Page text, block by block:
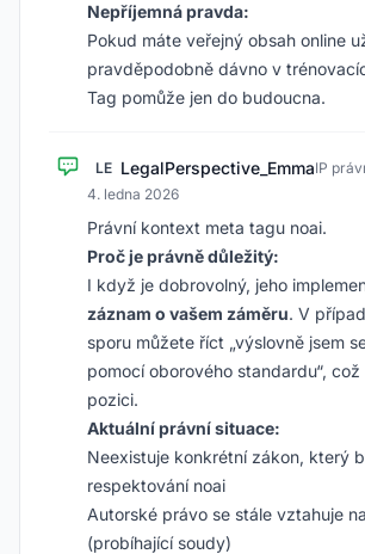
Nepříjemná pravda:
Pokud máte veřejný obsah online
pravděpodobně dávno v
Tag pomůže jen do budoucna.
LE LegalPerspective_EmmaIP
4. ledna 2026
Právní kontext meta tagu noai.
Proč je právně důležitý:
I když je dobrovolný, jeho
záznam o vašem záměru. V
sporu můžete říct „výslovně jsem
pomocí oborového standardu“,
pozici.
Aktuální právní situace:
Neexistuje konkrétní zákon, který
respektování noai
Autorské právo se stále vztahuje
(probíhající soudy)